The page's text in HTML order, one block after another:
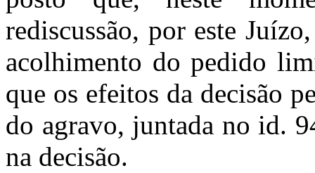
rediscussão, por este
acolhimento do pedido
que os efeitos da decisão
do agravo, juntada no id.
na decisão.